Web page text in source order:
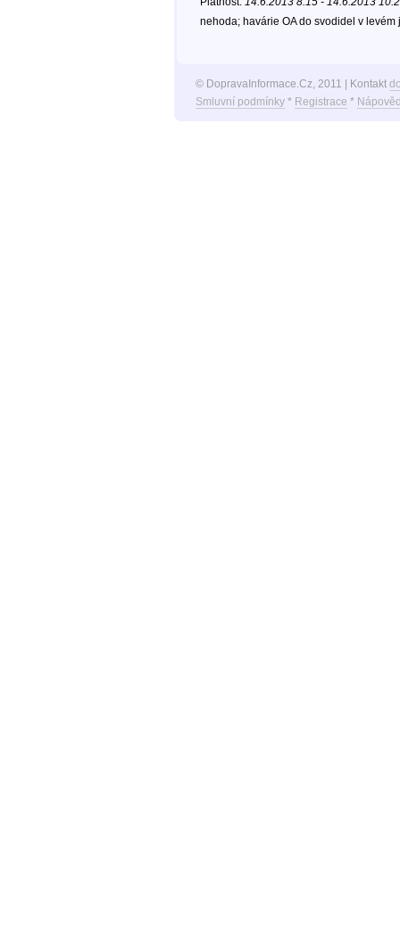
nehoda; havárie OA do svodidel v
© DopravaInformace.Cz, 2011 | Kontakt
Smluvní podmínky* Registrace *